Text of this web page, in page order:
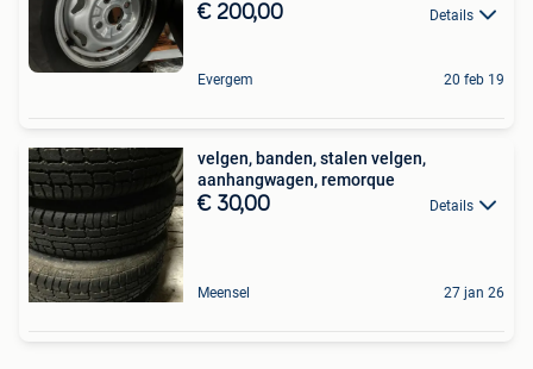
€ 200,00 Details
Evergem 20 feb 19
velgen, banden, stalen velgen,
aanhangwagen, remorque
€ 30,00 Details
Meensel 27 jan 26